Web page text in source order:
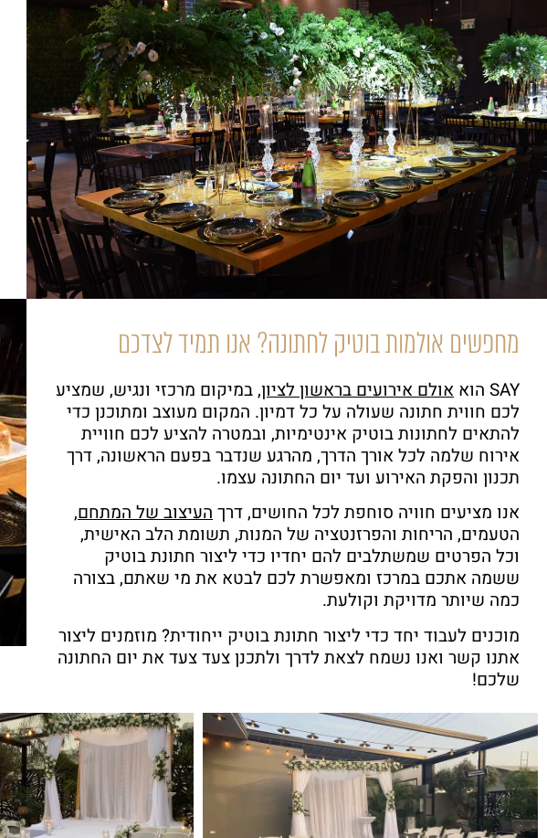
מחפשים אולמות בוטיק לחתונה? אנו תמיד לצדכם
SAY הוא אולם אירועים בראשון לציון, במיקום מרכזי ונגיש, שמציע
לכם חווית חתונה שעולה על כל דמיון. המקום מעוצב ומתוכנן כדי
להתאים לחתונות בוטיק אינטימיות, ובמטרה להציע לכם חוויית
אירוח שלמה לכל אורך הדרך, מהרגע שנדבר בפעם הראשונה, דרך
תכנון והפקת האירוע ועד יום החתונה עצמו.
אנו מציעים חוויה סוחפת לכל החושים, דרךהעיצוב של המתחם,
הטעמים, הריחות והפרזנטציה של המנות, תשומת הלב האישית,
וכל הפרטים שמשתלבים להם יחדיו כדי ליצור חתונת בוטיק
ששמה אתכם במרכז ומאפשרת לכם לבטא את מי שאתם, בצורה
כמה שיותר מדויקת וקולעת.
מוכנים לעבוד יחד כדי ליצור חתונת בוטיק ייחודית? מוזמנים ליצור
אתנו קשר ואנו נשמח לצאת לדרך ולתכנן צעד צעד את יום החתונה
שלכם!